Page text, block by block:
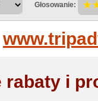
Głosowanie:
rabaty i